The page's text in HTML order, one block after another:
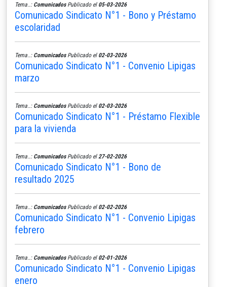
Tema..: ComunicadosPublicado el 05-03-2026
Comunicado Sindicato N°1 - Bono y Préstamo
escolaridad
Tema..: ComunicadosPublicado el 02-03-2026
Comunicado Sindicato N°1 - Convenio Lipigas
marzo
Tema..: ComunicadosPublicado el 02-03-2026
Comunicado Sindicato N°1 - Préstamo Flexible
para la vivienda
Tema..: ComunicadosPublicado el 27-02-2026
Comunicado Sindicato N°1 - Bono de
resultado 2025
Tema..: ComunicadosPublicado el 02-02-2026
Comunicado Sindicato N°1 - Convenio Lipigas
febrero
Tema..: ComunicadosPublicado el 02-01-2026
Comunicado Sindicato N°1 - Convenio Lipigas
enero